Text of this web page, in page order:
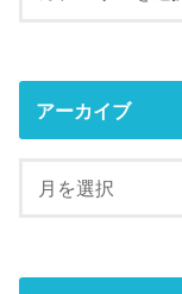
アーカイブ